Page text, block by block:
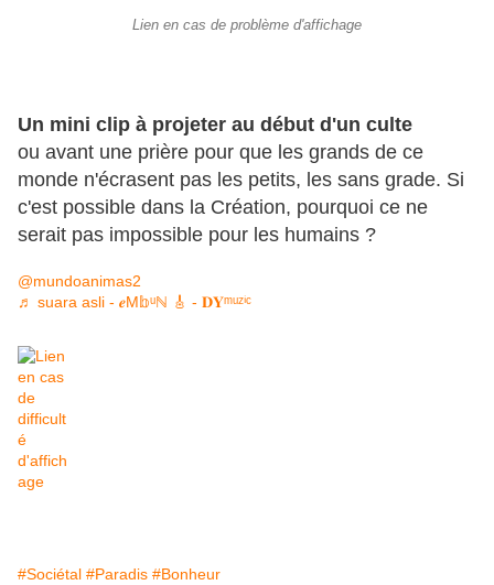
Lien en cas de problème d'affichage
Un mini clip à projeter au début d'un culte
ou avant une prière pour que les grands de ce
monde n'écrasent pas les petits, les sans grade. Si
c'est possible dans la Création, pourquoi ce ne
serait pas impossible pour les humains ?
@mundoanimas2
♬ suara asli - 𝒆Μ𝕓ᵘℕ 🎸 - 𝐃𝐘ᵐᵘᶻⁱᶜ
#Sociétal #Paradis #Bonheur